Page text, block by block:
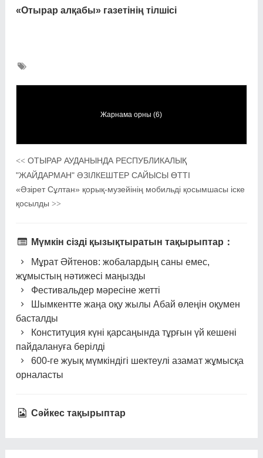
«Отырар алқабы» газетінің тілшісі
Жарнама орны (6)
<<ОТЫРАР АУДАНЫНДА РЕСПУБЛИКАЛЫҚ
"ЖАЙДАРМАН" ӘЗІЛКЕШТЕР САЙЫСЫ ӨТТІ
«Әзірет Сұлтан» қорық-музейінің мобильді қосымшасы іске
қосылды >>
Мүмкін сізді қызықтыратын тақырыптар：
Мұрат Әйтенов: жобалардың саны емес,
жұмыстың нәтижесі маңызды
Фестивальдер мәресіне жетті
Шымкентте жаңа оқу жылы Абай өлеңін оқумен
басталды
Конституция күні қарсаңында тұрғын үй кешені
пайдалануға берілді
600-ге жуық мүмкіндігі шектеулі азамат жұмысқа
орналасты
Сәйкес тақырыптар